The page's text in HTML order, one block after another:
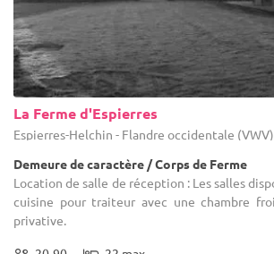
La Ferme d'Espierres
Espierres-Helchin - Flandre occidentale (VWV)
Demeure de caractère / Corps de Ferme
Location de salle de réception : Les salles
cuisine pour traiteur avec une chambre
privative.